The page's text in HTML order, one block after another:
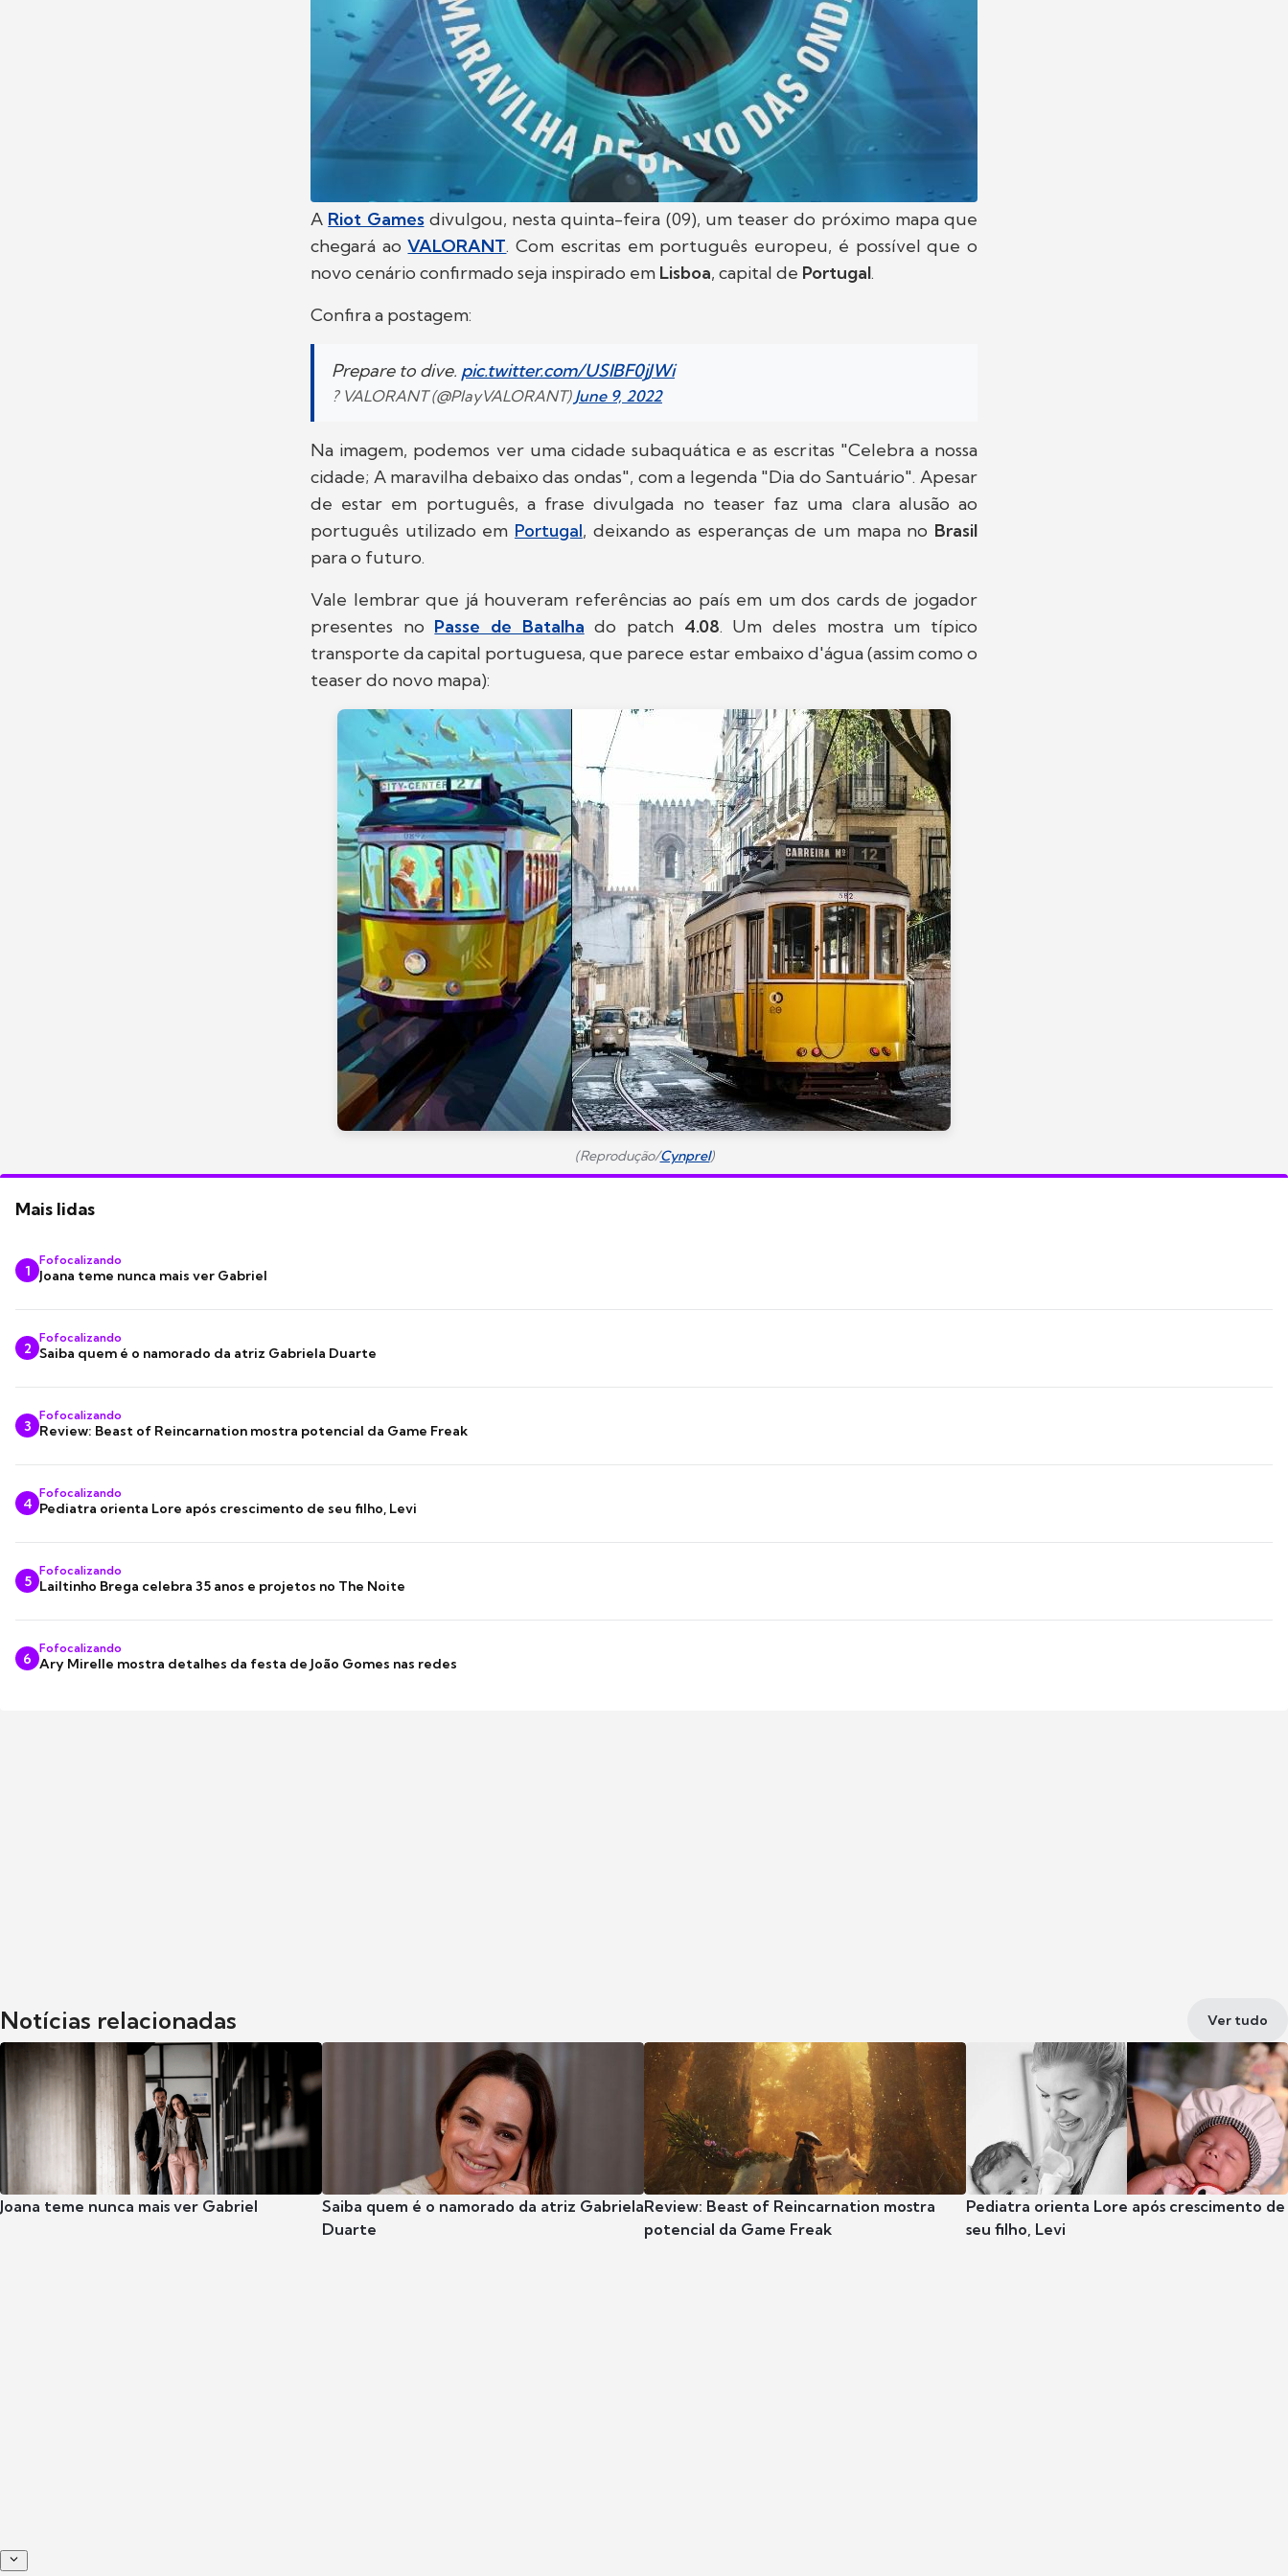
A Riot Gamesdivulgou, nesta quinta-feira (09), um teaser do próximo mapa que
chegará aoVALORANT. Com escritas em português europeu, é possível que o
novo cenário confirmado seja inspirado em Lisboa, capital de Portugal.
Confira a postagem:
Prepare to dive. pic.twitter.com/USlBF0jJWi
? VALORANT (@PlayVALORANT) June 9, 2022
Na imagem, podemos ver uma cidade subaquática e as escritas "Celebra a nossa
cidade; A maravilha debaixo das ondas", com a legenda "Dia do Santuário". Apesar
de estar em português, a frase divulgada no teaser faz uma clara alusão ao
português utilizado em Portugal, deixando as esperanças de um mapa no Brasil
para o futuro.
Vale lembrar que já houveram referências ao país em um dos cards de jogador
presentes no Passe de Batalha do patch 4.08. Um deles mostra um típico
transporte da capital portuguesa, que parece estar embaixo d'água (assim como o
teaser do novo mapa):
(Reprodução/Cynprel)
Mais lidas
1
Fofocalizando
Joana teme nunca mais ver Gabriel
2
Fofocalizando
Saiba quem é o namorado da atriz Gabriela Duarte
3
Fofocalizando
Review: Beast of Reincarnation mostra potencial da Game Freak
4
Fofocalizando
Pediatra orienta Lore após crescimento de seu filho, Levi
5
Fofocalizando
Lailtinho Brega celebra 35 anos e projetos no The Noite
6
Fofocalizando
Ary Mirelle mostra detalhes da festa de João Gomes nas redes
Notícias relacionadas Ver tudo
Joana teme nunca mais ver Gabriel
Saiba quem é o namorado da atriz Gabriela
Duarte
Review: Beast of Reincarnation mostra
potencial da Game Freak
Pediatra orienta Lore após crescimento de
seu filho, Levi